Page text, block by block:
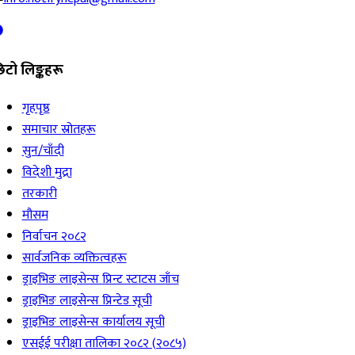
लिङ्कहरू
गृहपृष्ठ
समाचार स्रोतहरू
सुन/चाँदी
विदेशी मुद्रा
तरकारी
मौसम
निर्वाचन २०८२
सार्वजनिक व्यक्तित्वहरू
ड्राइभिङ लाइसेन्स प्रिन्ट स्टाटस जाँच
ड्राइभिङ लाइसेन्स प्रिन्टेड सूची
ड्राइभिङ लाइसेन्स कार्यालय सूची
एसईई परीक्षा तालिका २०८२ (२०८५)